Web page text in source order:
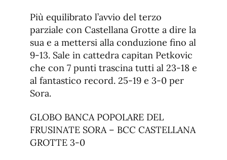
Più equilibrato l’avvio del terzo
parziale con Castellana Grotte a dire la
sua e a mettersi alla conduzione fino al
9-13. Sale in cattedra capitan Petkovic
che con 7 punti trascina tutti al 23-18 e
al fantastico record. 25-19 e 3-0 per
Sora.
GLOBO BANCA POPOLARE DEL
FRUSINATE SORA – BCC CASTELLANA
GROTTE 3-0